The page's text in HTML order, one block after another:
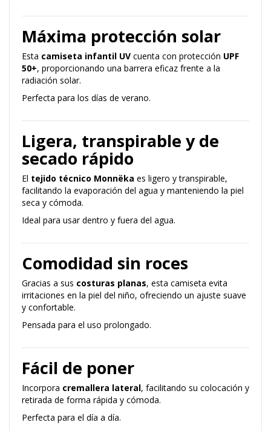
Máxima protección solar
Esta camiseta infantil UV cuenta con protección UPF
50+, proporcionando una barrera eficaz frente a la
radiación solar.
Perfecta para los días de verano.
Ligera, transpirable y de
secado rápido
El tejido técnico Monnëka es ligero y transpirable,
facilitando la evaporación del agua y manteniendo la piel
seca y cómoda.
Ideal para usar dentro y fuera del agua.
Comodidad sin roces
Gracias a sus costuras planas, esta camiseta evita
irritaciones en la piel del niño, ofreciendo un ajuste suave
y confortable.
Pensada para el uso prolongado.
Fácil de poner
Incorpora cremallera lateral, facilitando su colocación y
retirada de forma rápida y cómoda.
Perfecta para el día a día.